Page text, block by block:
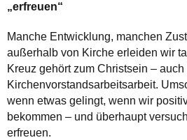
„erfreuen“
Manche Entwicklung, manchen
außerhalb von Kirche erleiden wir
Kreuz gehört zum Christsein – auch
Kirchenvorstandsarbeitsarbeit.
wenn etwas gelingt, wenn wir
bekommen – und überhaupt
erfreuen.